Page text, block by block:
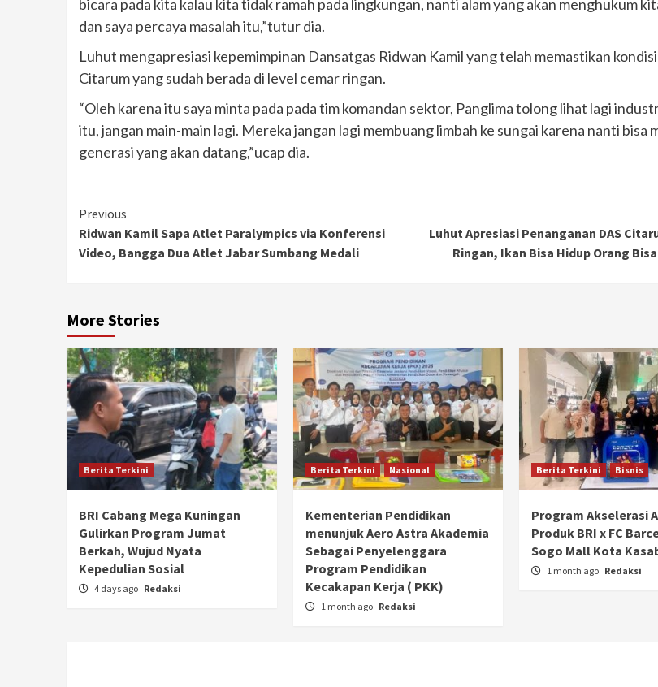
bicara pada kita kalau kita tidak ramah pada lingkungan, nanti alam yang akan menghukum
dan saya percaya masalah itu,”tutur dia.
Luhut mengapresiasi kepemimpinan Dansatgas Ridwan Kamil yang telah memastikan
Citarum yang sudah berada di level cemar ringan.
“Oleh karena itu saya minta pada pada tim komandan sektor, Panglima tolong lihat lagi
itu, jangan main-main lagi. Mereka jangan lagi membuang limbah ke sungai karena nanti bisa
generasi yang akan datang,”ucap dia.
Continue
Reading
Previous
Ridwan Kamil Sapa Atlet Paralympics via Konferensi
Video, Bangga Dua Atlet Jabar Sumbang Medali
Luhut Apresiasi Penanganan DAS
Ringan, Ikan Bisa Hidup Orang
More Stories
Berita Terkini
BRI Cabang Mega Kuningan
Gulirkan Program Jumat
Berkah, Wujud Nyata
Kepedulian Sosial
4 days ago Redaksi
Berita Terkini Nasional
Kementerian Pendidikan
menunjuk Aero Astra Akademia
Sebagai Penyelenggara
Program Pendidikan
Kecakapan Kerja ( PKK)
1 month ago Redaksi
Berita Terkini Bisnis
Program Akselerasi
Produk BRI x FC
Sogo Mall Kota
1 month ago Redaksi